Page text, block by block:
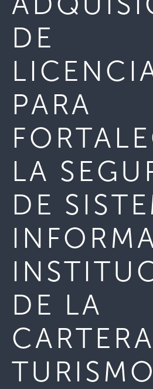
DE
PARA
LA
DE
DE LA
TURISMO